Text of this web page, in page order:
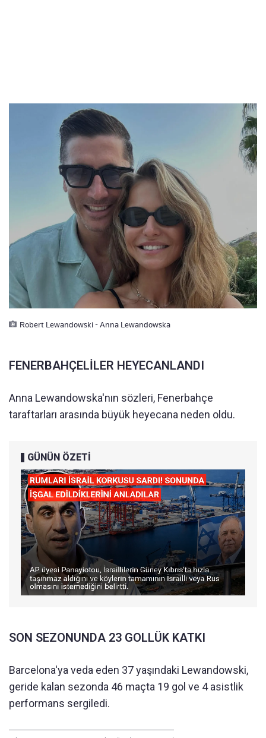
Robert Lewandowski - Anna Lewandowska
FENERBAHÇELİLER HEYECANLANDI
Anna Lewandowska'nın sözleri, Fenerbahçe
taraftarları arasında büyük heyecana neden oldu.
GÜNÜN ÖZETİ
SON SEZONUNDA 23 GOLLÜK KATKI
Barcelona'ya veda eden 37 yaşındaki Lewandowski,
geride kalan sezonda 46 maçta 19 gol ve 4 asistlik
performans sergiledi.